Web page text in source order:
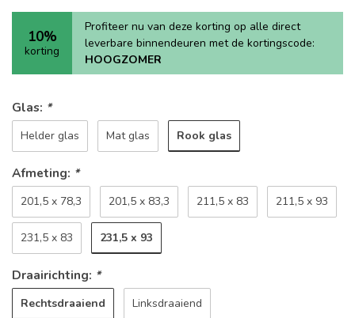
10%
korting
Profiteer nu van deze korting op alle direct
leverbare binnendeuren met de kortingscode:
HOOGZOMER
Glas: *
Helder glas Mat glas Rook glas
Afmeting: *
201,5 x 78,3 201,5 x 83,3 211,5 x 83 211,5 x 93
231,5 x 83 231,5 x 93
Draairichting: *
Rechtsdraaiend Linksdraaiend